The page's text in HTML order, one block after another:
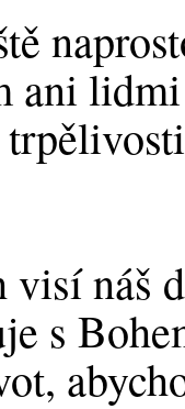
ani
visí náš
s